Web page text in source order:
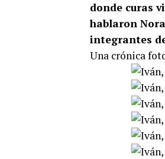
donde curas
hablaron
integrantes
Una crónica